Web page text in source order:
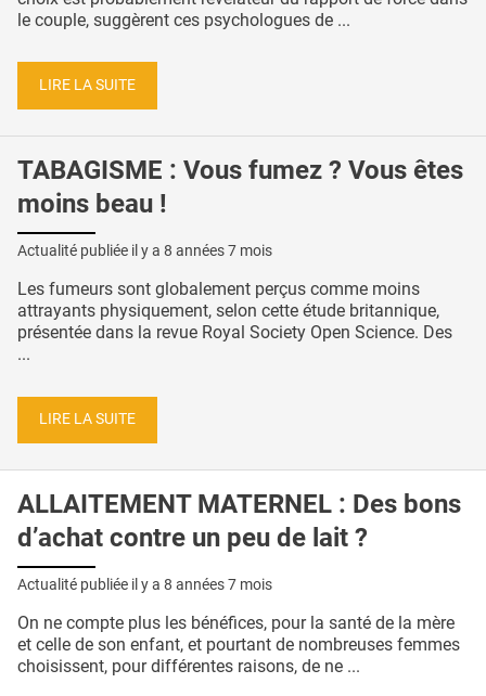
le couple, suggèrent ces psychologues de ...
LIRE LA SUITE
TABAGISME : Vous fumez ? Vous êtes
moins beau !
Actualité publiée il y a 8 années 7 mois
Les fumeurs sont globalement perçus comme moins
attrayants physiquement, selon cette étude britannique,
présentée dans la revue Royal Society Open Science. Des
...
LIRE LA SUITE
ALLAITEMENT MATERNEL : Des bons
d’achat contre un peu de lait ?
Actualité publiée il y a 8 années 7 mois
On ne compte plus les bénéfices, pour la santé de la mère
et celle de son enfant, et pourtant de nombreuses femmes
choisissent, pour différentes raisons, de ne ...